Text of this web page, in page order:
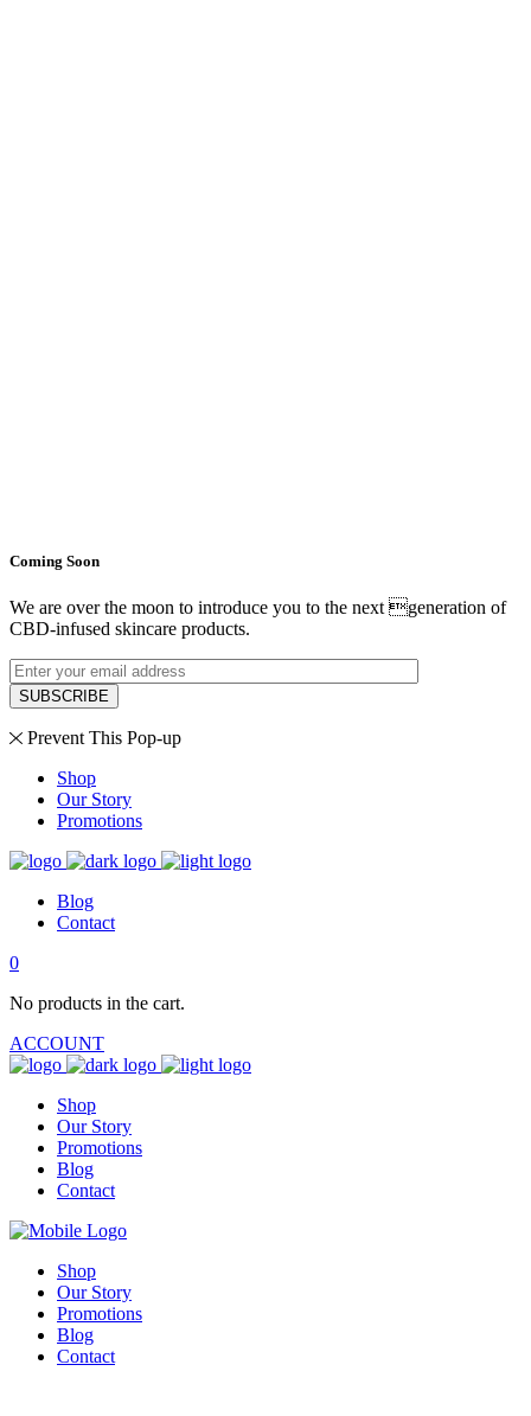
Coming Soon
We are over the moon to introduce you to the next generation of
CBD-infused skincare products.
SUBSCRIBE
Prevent This Pop-up
Shop
Our Story
Promotions
Blog
Contact
0
No products in the cart.
ACCOUNT
Shop
Our Story
Promotions
Blog
Contact
Shop
Our Story
Promotions
Blog
Contact